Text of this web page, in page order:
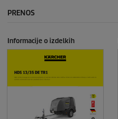
PRENOS
Informacije o izdelkih